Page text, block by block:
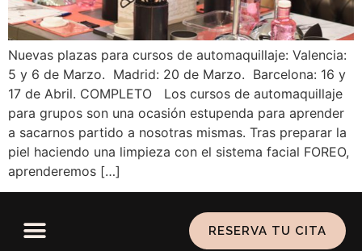
Nuevas plazas para cursos de automaquillaje: Valencia:
5 y 6 de Marzo. Madrid: 20 de Marzo. Barcelona: 16 y
17 de Abril. COMPLETO Los cursos de automaquillaje
para grupos son una ocasión estupenda para aprender
a sacarnos partido a nosotras mismas. Tras preparar la
piel haciendo una limpieza con el sistema facial FOREO,
aprenderemos […]
RESERVA TU CITA